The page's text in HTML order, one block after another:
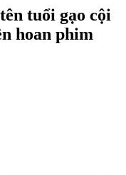
tuổi gạo cội
hoan phim